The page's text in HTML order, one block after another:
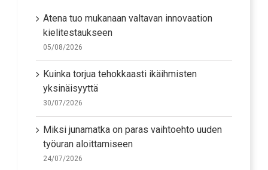
Atena tuo mukanaan valtavan innovaation
kielitestaukseen
05/08/2026
Kuinka torjua tehokkaasti ikäihmisten
yksinäisyyttä
30/07/2026
Miksi junamatka on paras vaihtoehto uuden
työuran aloittamiseen
24/07/2026